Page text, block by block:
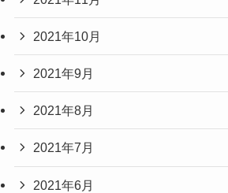
2021年10月
2021年9月
2021年8月
2021年7月
2021年6月